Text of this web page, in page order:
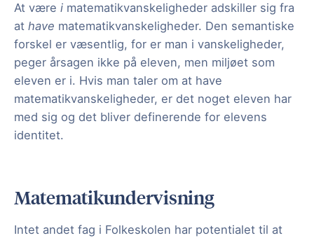
At være i matematikvanskeligheder adskiller sig fra
at have matematikvanskeligheder. Den semantiske
forskel er væsentlig, for er man i vanskeligheder,
peger årsagen ikke på eleven, men miljøet som
eleven er i. Hvis man taler om at have
matematikvanskeligheder, er det noget eleven har
med sig og det bliver definerende for elevens
identitet.
Matematikundervisning
Intet andet fag i Folkeskolen har potentialet til at